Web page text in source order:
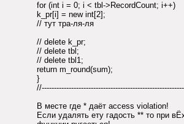
for (int i = 0; i < tbl->RecordCount; i++)
k_pr[i] = new int[2];
// тут тра-ля-ля
// delete k_pr;
// delete tbl;
// delete tbl1;
return m_round(sum);
}
В месте где * даёт access violation!
Если удалять ету гадость ** то при